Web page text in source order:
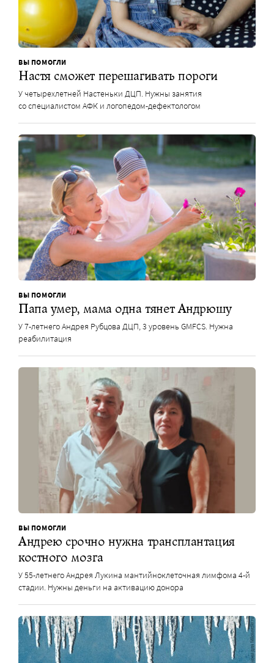
ВЫ ПОМОГЛИ
Настя сможет перешагивать пороги
У четырехлетней Настеньки ДЦП. Нужны занятия
со специалистом АФК и логопедом-дефектологом
ВЫ ПОМОГЛИ
Папа умер, мама одна тянет Андрюшу
У 7-летнего Андрея Рубцова ДЦП, 3 уровень GMFCS. Нужна
реабилитация
ВЫ ПОМОГЛИ
Андрею срочно нужна трансплантация
костного мозга
У 55-летнего Андрея Лукина мантийноклеточная лимфома 4-й
стадии. Нужны деньги на активацию донора